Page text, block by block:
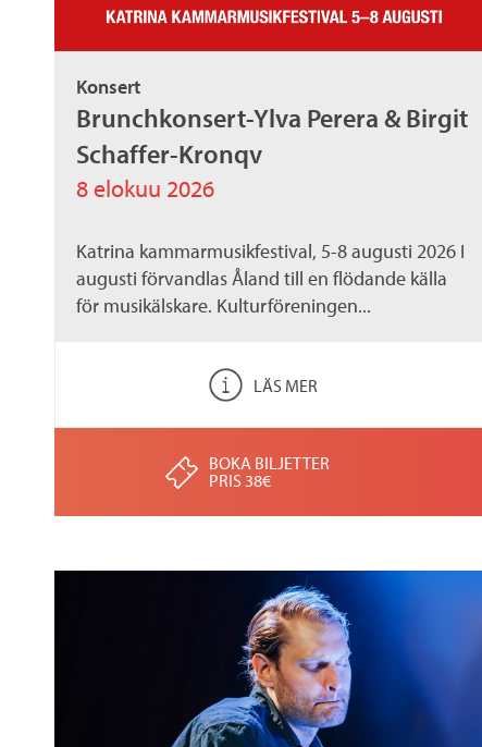
a
n
d
a
a
Konsert
Brunchkonsert-Ylva Perera & Birgit
Schaffer-Kronqv
8 elokuu 2026
Katrina kammarmusikfestival, 5-8 augusti 2026 I
augusti förvandlas Åland till en flödande källa
för musikälskare. Kulturföreningen...
LÄS MER
BOKA BILJETTER
PRIS 38€